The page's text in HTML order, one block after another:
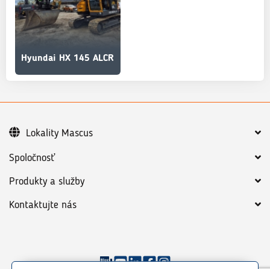
Hyundai HX 145 ALCR
Spoločnosť
Produkty a služby
Kontaktujte nás
Lokality Mascus